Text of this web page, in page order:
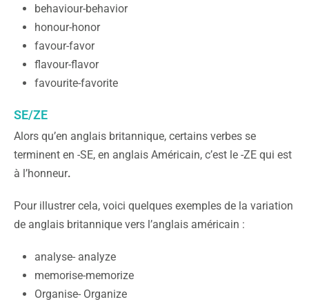
behaviour-behavior
honour-honor
favour-favor
flavour-flavor
favourite-favorite
SE/ZE
Alors qu’en anglais britannique, certains verbes se
terminent en -SE, en anglais Américain, c’est le -ZE qui est
à l’honneur.
Pour illustrer cela, voici quelques exemples de la variation
de anglais britannique vers l’anglais américain :
analyse- analyze
memorise-memorize
Organise- Organize